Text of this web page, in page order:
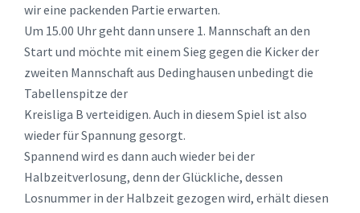
wir eine packenden Partie erwarten.
Um 15.00 Uhr geht dann unsere 1. Mannschaft an den
Start und möchte mit einem Sieg gegen die Kicker der
zweiten Mannschaft aus Dedinghausen unbedingt die
Tabellenspitze der
Kreisliga B verteidigen. Auch in diesem Spiel ist also
wieder für Spannung gesorgt.
Spannend wird es dann auch wieder bei der
Halbzeitverlosung, denn der Glückliche, dessen
Losnummer in der Halbzeit gezogen wird, erhält diesen